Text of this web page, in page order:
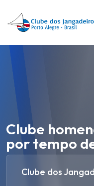
Clube
por tempo
Clube dos